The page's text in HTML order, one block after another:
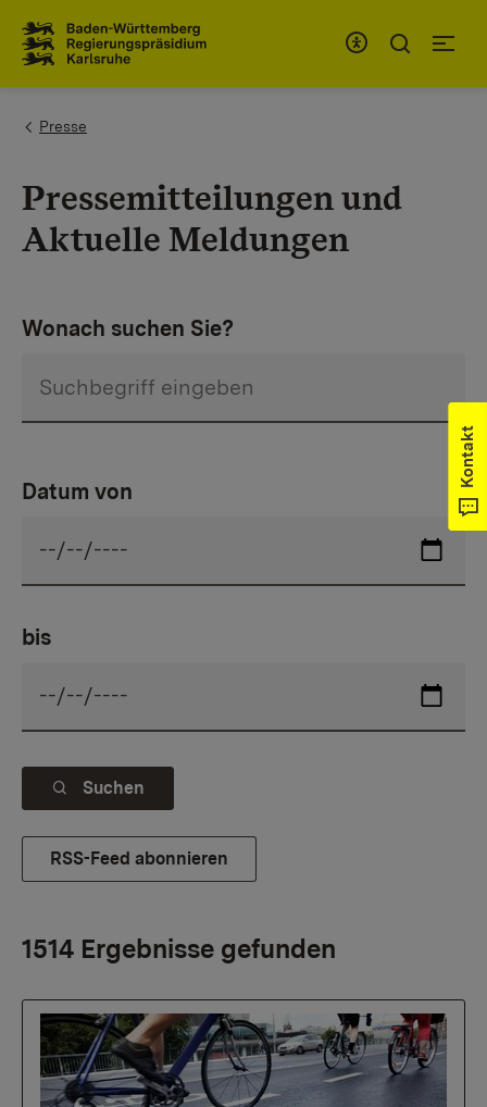
You are here:
Presse
Pressemitteilungen und
Aktuelle Meldungen
Wonach suchen Sie?
Datum von
bis
Suchen
RSS-Feed abonnieren
1514 Ergebnisse gefunden
Kontakt